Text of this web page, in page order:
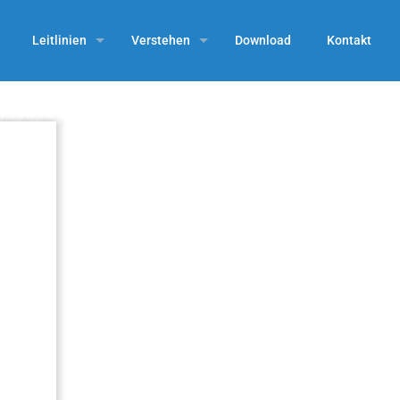
Leitlinien Verstehen Download Kontakt